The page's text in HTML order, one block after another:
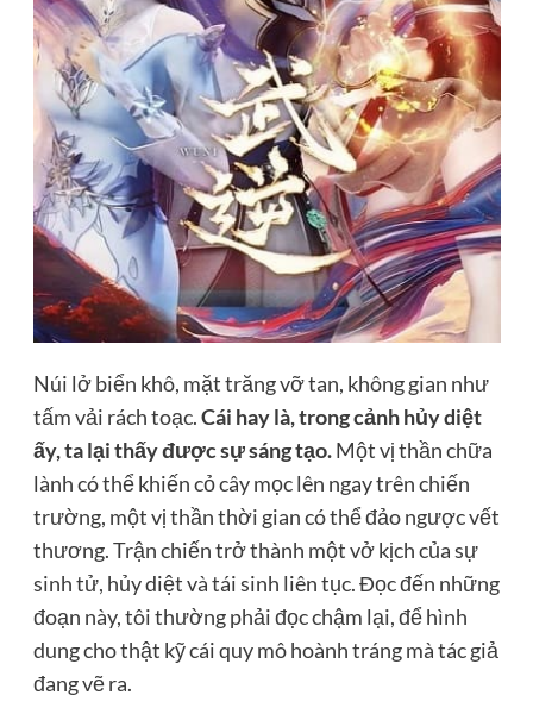
Núi lở biển khô, mặt trăng vỡ tan, không gian như
tấm vải rách toạc.Cái hay là, trong cảnh hủy diệt
ấy, ta lại thấy được sự sáng tạo.Một vị thần chữa
lành có thể khiến cỏ cây mọc lên ngay trên chiến
trường, một vị thần thời gian có thể đảo ngược vết
thương. Trận chiến trở thành một vở kịch của sự
sinh tử, hủy diệt và tái sinh liên tục. Đọc đến những
đoạn này, tôi thường phải đọc chậm lại, để hình
dung cho thật kỹ cái quy mô hoành tráng mà tác giả
đang vẽ ra.